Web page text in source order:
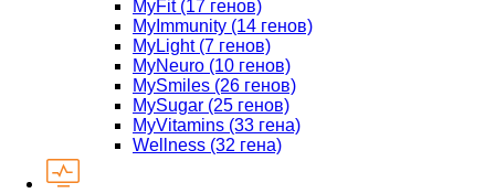
MyFit (17 генов)
MyImmunity (14 генов)
MyLight (7 генов)
MyNeuro (10 генов)
MySmiles (26 генов)
MySugar (25 генов)
MyVitamins (33 гена)
Wellness (32 гена)